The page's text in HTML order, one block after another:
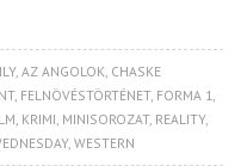
,AZ ANGOLOK, CHASKE
, FELNÖVÉSTÖRTÉNET, FORMA 1,
, KRIMI, MINISOROZAT, REALITY,
,WESTERN